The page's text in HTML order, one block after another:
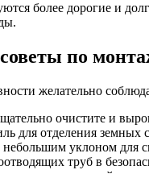
более дорогие и
по
желательно
очистите и
для отделения земных
уклоном для
труб в